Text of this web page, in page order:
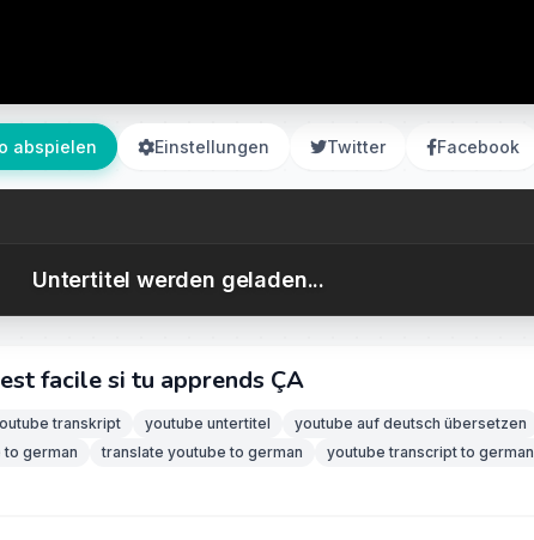
abspielen Einstellungen Twitter Facebook
Untertitel werden geladen...
facile si tu apprends ÇA
transkript youtube untertitel
youtube auf deutsch übersetzen
to german translate youtube to german
youtube transcript to german